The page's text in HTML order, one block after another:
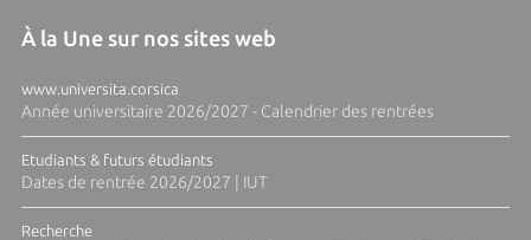
À la Une sur nos sites web
www.universita.corsica
Année universitaire 2026/2027 - Calendrier des rentrées
Etudiants & futurs étudiants
Dates de rentrée 2026/2027 | IUT
Recherche